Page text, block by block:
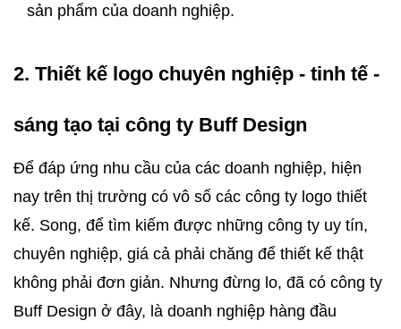
sản phẩm của doanh nghiệp.
2. Thiết kế logo chuyên nghiệp - tinh tế -
sáng tạo tại công ty Buff Design
Để đáp ứng nhu cầu của các doanh nghiệp, hiện
nay trên thị trường có vô số các công ty logo thiết
kế. Song, để tìm kiếm được những công ty uy tín,
chuyên nghiệp, giá cả phải chăng để thiết kế thật
không phải đơn giản. Nhưng đừng lo, đã có công ty
Buff Design ở đây, là doanh nghiệp hàng đầu